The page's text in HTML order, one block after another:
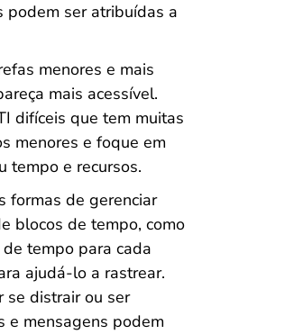
podem ser atribuídas a
menores e mais
mais acessível.
difíceis que tem muitas
menores e foque em
tempo e recursos.
formas de gerenciar
blocos de tempo, como
tempo para cada
ajudá-lo a rastrear.
se distrair ou ser
e mensagens podem